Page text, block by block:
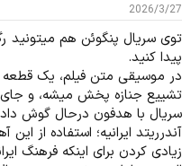
2026/3/27
توی سریال پنگوئن هم میتونید
پیدا کنید.
در موسیقی متن فیلم، یک
تشییع جنازه پخش میشه، و
سریال با هدفون درحال گوش
آندرریتد ایرانیه؛ استفاده از
زیادی کردن برای اینکه فرهنگ